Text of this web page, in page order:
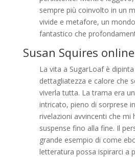
sempre più coinvolto in un
vivide e metafore, un
fantastico che
Susan Squires online
La vita a SugarLoaf è
dettagliatezza e calore che
viverla tutta. La trama era
intricato, pieno di sorprese
rivelazioni avvincenti che mi
suspense fino alla fine. Il
grande esempio di come
letteratura possa ispirarci a